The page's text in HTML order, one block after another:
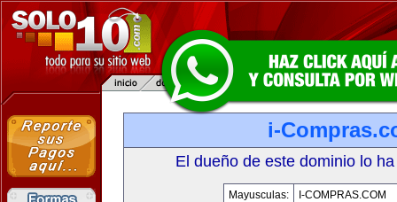
i-
El dueño de este dominio lo
Mayusculas:
I-COMPRAS.COM